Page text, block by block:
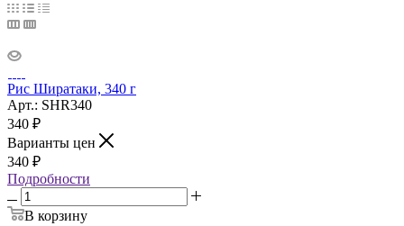
Рис Ширатаки, 340 г
Арт.: SHR340
340 ₽
Варианты цен
340 ₽
Подробности
В корзину